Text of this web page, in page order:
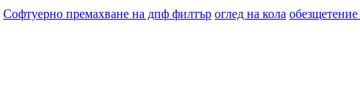
Софтуерно премахване на дпф филтър оглед на кола